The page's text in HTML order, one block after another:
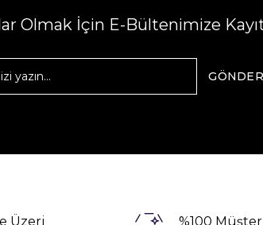
Olmak İçin E-Bültenimize
GÖNDER
Üzeri
%100